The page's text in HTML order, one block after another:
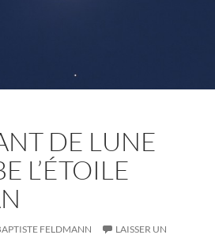
DE LUNE
L’ÉTOILE
FELDMANN
LAISSER UN